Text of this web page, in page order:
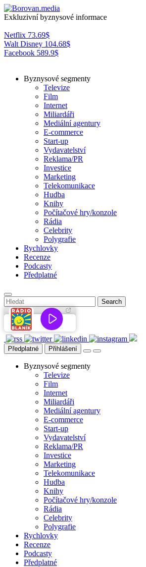
Exkluzivní byznysové informace
Netflix 73.69$
Walt Disney 104.68$
Facebook 589.9$
Byznysové segmenty
Televize
Film
Internet
Miliardáři
Mediální agentury
E-commerce
Start-up
Vydavatelství
Reklama/PR
Investice
Marketing
Telekomunikace
Hudba
Knihy
Počítačové hry/konzole
Rádia
Celebrity
Polygrafie
Rychlovky
Recenze
Podcasty
Předplatné
Předplatné Přihlášení
Byznysové segmenty
Televize
Film
Internet
Miliardáři
Mediální agentury
E-commerce
Start-up
Vydavatelství
Reklama/PR
Investice
Marketing
Telekomunikace
Hudba
Knihy
Počítačové hry/konzole
Rádia
Celebrity
Polygrafie
Rychlovky
Recenze
Podcasty
Předplatné